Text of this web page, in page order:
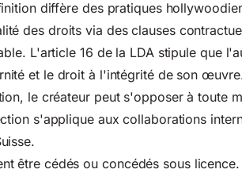
diffère des pratiques
des droits via des clauses
L'article 16 de la LDA stipule que
et le droit à l'intégrité de son
le créateur peut s'opposer à toute
s'applique aux collaborations
être cédés ou concédés sous